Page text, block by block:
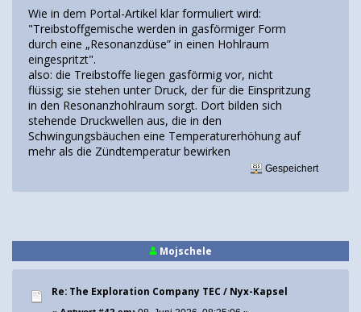
Wie in dem Portal-Artikel klar formuliert wird:
"Treibstoffgemische werden in gasförmiger Form
durch eine „Resonanzdüse” in einen Hohlraum
eingespritzt".
also: die Treibstoffe liegen gasförmig vor, nicht
flüssig; sie stehen unter Druck, der für die Einspritzung
in den Resonanzhohlraum sorgt. Dort bilden sich
stehende Druckwellen aus, die in den
Schwingungsbäuchen eine Temperaturerhöhung auf
mehr als die Zündtemperatur bewirken
Gespeichert
Mojschele
Re: The Exploration Company TEC / Nyx-Kapsel